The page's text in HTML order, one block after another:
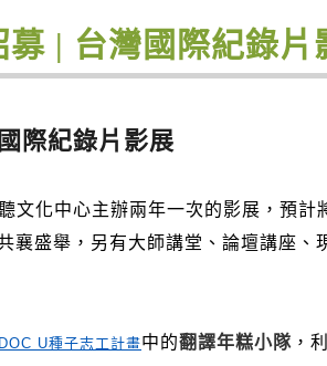
募 | 台灣國際紀錄片
際紀錄片影展
文化中心主辦兩年一次的影展， 預計
襄盛舉，另有大師講堂、 論壇講座、
DOC U種子志工計畫中的翻譯年糕小隊 ，